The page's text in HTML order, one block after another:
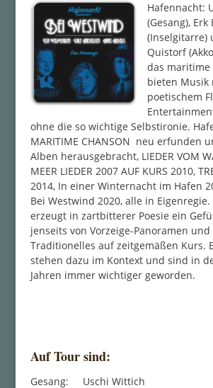
Hafennacht:
(Gesang), Erk
(Inselgitarre)
Quistorf
das
bieten Musik
poetischem
ohne die so wichtige Selbstironie.
MARITIME CHANSON neu erfunden
Alben herausgebracht, LIEDER VOM
MEER LIEDER 2007 AUF KURS 2010,
2014, In einer Winternacht im Hafen
Bei Westwind 2020, alle in
erzeugt in zartbitterer Poesie ein
jenseits von Vorzeige-Panoramen
Traditionelles auf zeitgemäßen Kurs.
stehen dazu im Kontext und sind in
Jahren immer wichtiger geworden.
Auf Tour sind:
Gesang: Uschi Wittich